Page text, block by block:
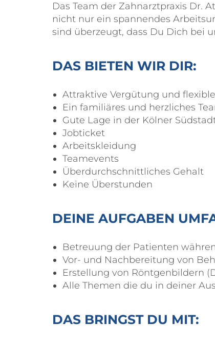
Das Team der Zahnarztpraxis Dr.
nicht nur ein spannendes
sind überzeugt, dass Du Dich bei
DAS BIETEN WIR DIR:
Attraktive Vergütung und
Ein familiäres und herzliches
Gute Lage in der Kölner
Jobticket
Arbeitskleidung
Teamevents
Überdurchschnittliches Gehalt
Keine Überstunden
DEINE AUFGABEN
Betreuung der Patienten
Vor- und Nachbereitung von
Erstellung von Röntgenbildern
Alle Themen die du in deiner
DAS BRINGST DU MIT: